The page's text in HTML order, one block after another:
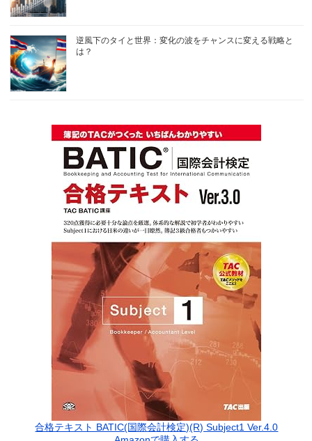
逆風下のタイと世界：変化の波をチャンスに変える戦略と
は？
合格テキスト BATIC(国際会計検定)(R) Subject1 Ver.4.0